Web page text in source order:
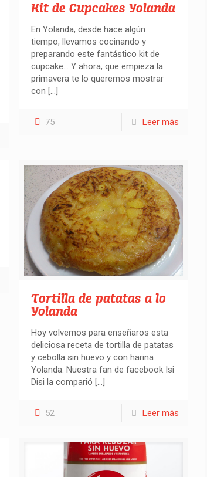
Kit de Cupcakes Yolanda
En Yolanda, desde hace algún
tiempo, llevamos cocinando y
preparando este fantástico kit de
cupcake… Y ahora, que empieza la
primavera te lo queremos mostrar
con […]
75 Leer más
Tortilla de patatas a lo
Yolanda
Hoy volvemos para enseñaros esta
deliciosa receta de tortilla de patatas
y cebolla sin huevo y con harina
Yolanda. Nuestra fan de facebook Isi
Disi la comparió […]
52 Leer más